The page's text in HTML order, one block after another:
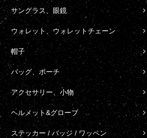
サングラス、眼鏡
ウォレット、ウォレットチェーン
帽子
バッグ、ポーチ
アクセサリー、小物
ヘルメット&グローブ
ステッカー / バッジ / ワッペン